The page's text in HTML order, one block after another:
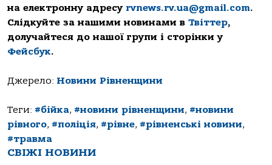
на електронну адресу rvnews.rv.ua@gmail.com.
Слідкуйте за нашими новинами в Твіттер,
долучайтеся до нашої групи і сторінки у
Фейсбук.
Джерело: Новини Рівненщини
Теги: #бійка, #новини рівненщини, #новини
рівного, #поліція, #рівне, #рівненські новини,
#травма
СВІЖІ НОВИНИ